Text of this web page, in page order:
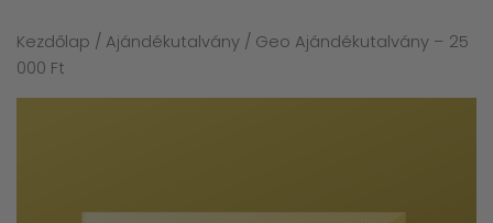
Kezdőlap / Ajándékutalvány / Geo Ajándékutalvány – 25
000 Ft